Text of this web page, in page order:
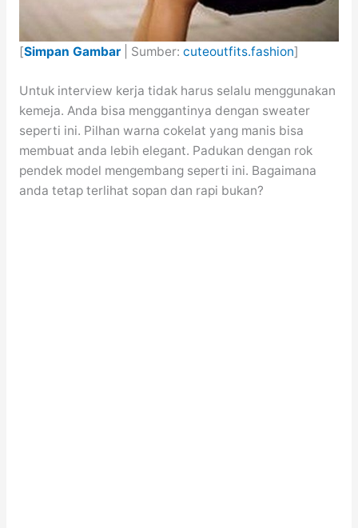
[Simpan Gambar| Sumber: cuteoutfits.fashion]
Untuk interview kerja tidak harus selalu menggunakan
kemeja. Anda bisa menggantinya dengan sweater
seperti ini. Pilhan warna cokelat yang manis bisa
membuat anda lebih elegant. Padukan dengan rok
pendek model mengembang seperti ini. Bagaimana
anda tetap terlihat sopan dan rapi bukan?